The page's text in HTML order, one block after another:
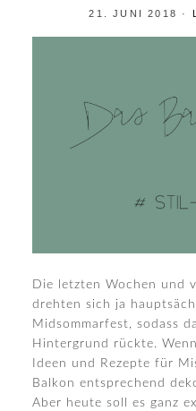
21. JUNI 2018 ·
Die letzten Wochen und
drehten sich ja
Midsommarfest, sodass
Hintergrund rückte.
Ideen und Rezepte für
Balkon entsprechend
Aber heute soll es ganz